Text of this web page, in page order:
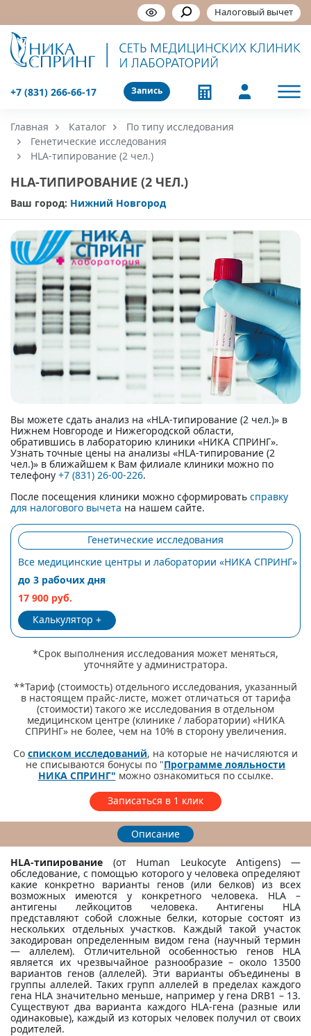
Налоговый вычет
Запись
+7 (831) 266-66-17
Главная Каталог
По типу исследования
Генетические исследования
HLA-типирование (2 чел.)
HLA-ТИПИРОВАНИЕ (2 ЧЕЛ.)
Ваш город: Нижний Новгород
Вы можете сдать анализ на «HLA-типирование (2 чел.)» в
Нижнем Новгороде и Нижегородской области,
обратившись в лабораторию клиники «НИКА СПРИНГ».
Узнать точные цены на анализы «HLA-типирование (2
чел.)» в ближайшем к Вам филиале клиники можно по
телефону +7 (831) 26-00-226.
После посещения клиники можно сформировать справку
для налогового вычета на нашем сайте.
Генетические исследования
Все медицинские центры и лаборатории «НИКА СПРИНГ»
до 3 рабочих дня
17 900 руб.
Калькулятор
*Срок выполнения исследования может меняться,
уточняйте у администратора.
**Тариф (стоимость) отдельного исследования, указанный
в настоящем прайс-листе, может отличаться от тарифа
(стоимости) такого же исследования в отдельном
медицинском центре (клинике / лаборатории) «НИКА
СПРИНГ» не более, чем на 10% в сторону увеличения.
Со списком исследований, на которые не начисляются и
не списываются бонусы по "Программе лояльности
НИКА СПРИНГ" можно ознакомиться по ссылке.
Записаться в 1 клик
Описание
HLA-типирование (от Human Leukocyte Antigens) —
обследование, с помощью которого у человека определяют
какие конкретно варианты генов (или белков) из всех
возможных имеются у конкретного человека. HLA –
антигены лейкоцитов человека. Антигены HLA
представляют собой сложные белки, которые состоят из
нескольких отдельных участков. Каждый такой участок
закодирован определенным видом гена (научный термин
— аллелем). Отличительной особенностью генов HLA
является их чрезвычайное разнообразие – около 13500
вариантов генов (аллелей). Эти варианты объединены в
группы аллелей. Таких групп аллелей в пределах каждого
гена HLA значительно меньше, например у гена DRB1 – 13.
Существуют два варианта каждого HLA-гена (разные или
одинаковые), каждый из которых человек получил от своих
родителей.